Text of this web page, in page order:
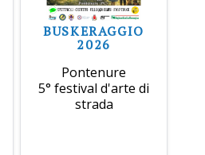
BUSKERAGGIO
2026
Pontenure
5° festival d'arte di
strada